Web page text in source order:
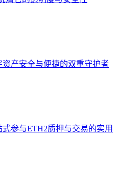
产安全与便捷的双重守护者
参与ETH2质押与交易的实用